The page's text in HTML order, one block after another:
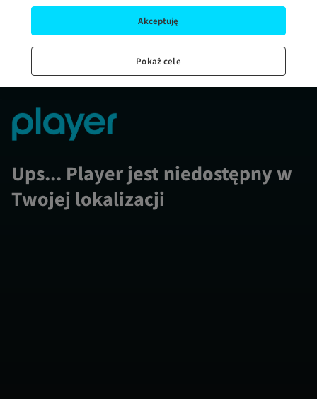
Ups... Player jest niedostępny w
Twojej lokalizacji
Akceptuję
Pokaż cele